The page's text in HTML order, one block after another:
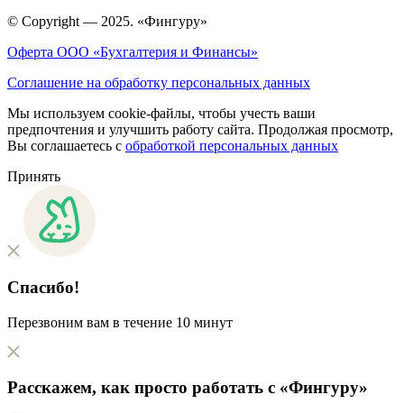
© Copyright — 2025. «Фингуру»
Оферта ООО «Бухгалтерия и Финансы»
Соглашение на обработку персональных данных
Мы используем cookie-файлы, чтобы учесть ваши
предпочтения и улучшить работу сайта. Продолжая просмотр,
Вы соглашаетесь с обработкой персональных данных
Принять
Спасибо!
Перезвоним вам в течение 10 минут
Расскажем, как просто работать с «Фингуру»